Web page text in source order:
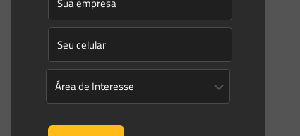
Novidades | Âmbito Estadual: Minas
Gerais
DECRETO Nº 48.706, DE 25 DE OUTUBRO DE 2023 Dispõe
sobre a organização da Secretaria de Estado de Meio
Ambiente e Desenvolvimento Sustentável e dá outras